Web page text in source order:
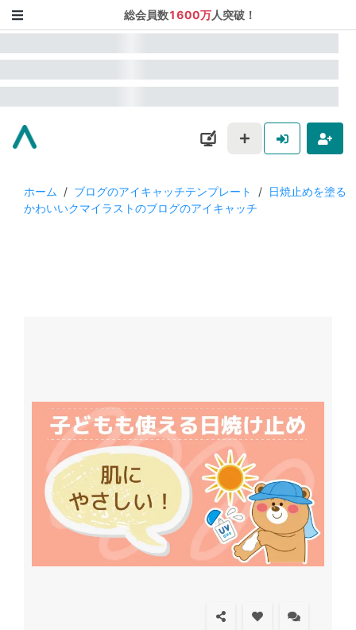
総会員数1600万人突破！
ホーム / ブログのアイキャッチテンプレート / 日焼止めを塗る
かわいいクマイラストのブログのアイキャッチ